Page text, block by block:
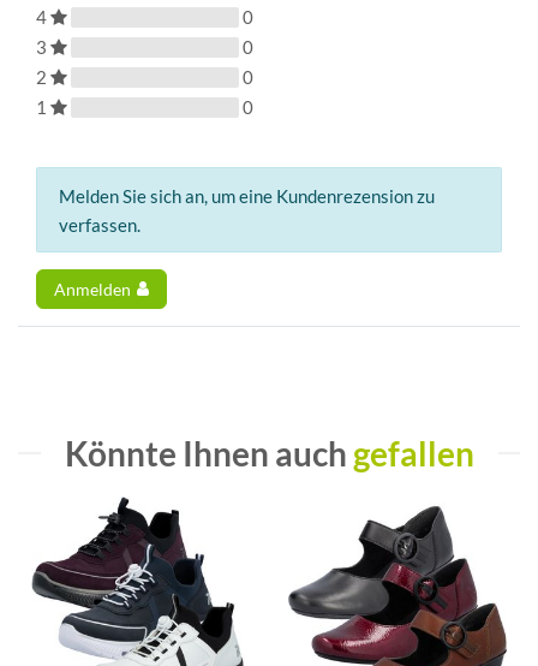
4
0
3
0
2
0
1
0
Melden Sie sich an, um eine Kundenrezension zu
verfassen.
Anmelden
Könnte Ihnen auch gefallen